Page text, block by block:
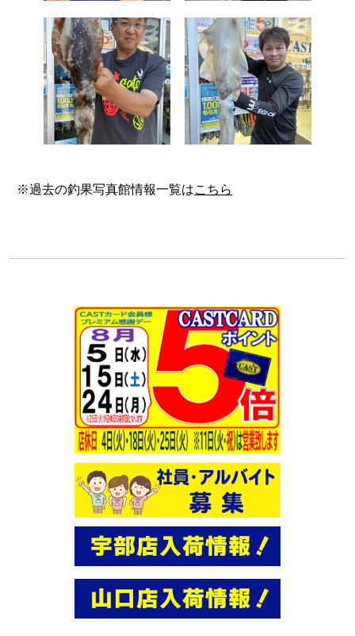
※過去の釣果写真館情報一覧はこちら